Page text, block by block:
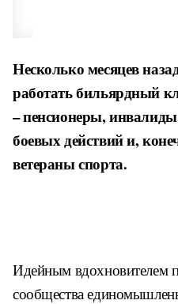
Несколько месяцев
работать бильярдный
– пенсионеры,
боевых действий и,
ветераны спорта.
Идейным вдохновителем
сообщества